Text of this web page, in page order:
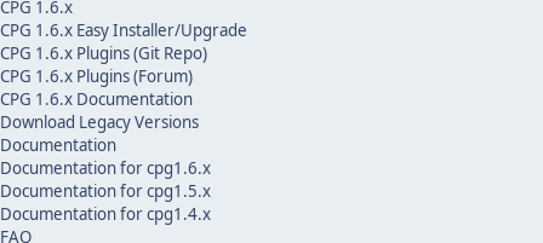
CPG 1.6.x
CPG 1.6.x Easy Installer/Upgrade
CPG 1.6.x Plugins (Git Repo)
CPG 1.6.x Plugins (Forum)
CPG 1.6.x Documentation
Download Legacy Versions
Documentation
Documentation for cpg1.6.x
Documentation for cpg1.5.x
Documentation for cpg1.4.x
FAQ